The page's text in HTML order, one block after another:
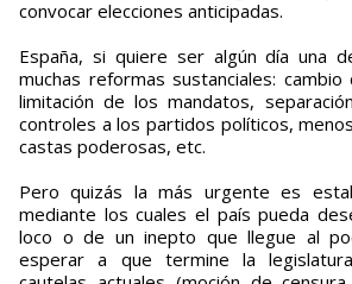
convocar elecciones anticipadas.
España, si quiere ser algún día una
muchas reformas sustanciales:
limitación de los mandatos,
controles a los partidos políticos,
castas poderosas, etc.
Pero quizás la más urgente es
mediante los cuales el país pueda
loco o de un inepto que llegue al
esperar a que termine la